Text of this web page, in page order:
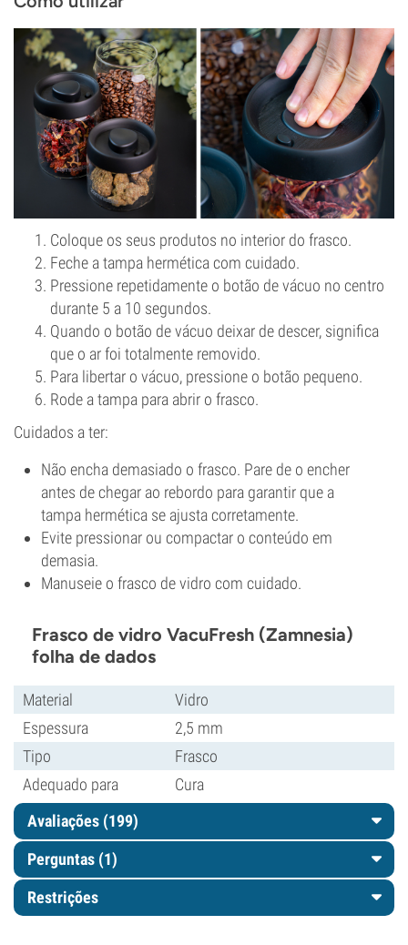
Coloque os seus produtos no interior do frasco.
Feche a tampa hermética com cuidado.
Pressione repetidamente o botão de vácuo no centro
durante 5 a 10 segundos.
Quando o botão de vácuo deixar de descer, significa
que o ar foi totalmente removido.
Para libertar o vácuo, pressione o botão pequeno.
Rode a tampa para abrir o frasco.
Cuidados a ter:
Não encha demasiado o frasco. Pare de o encher
antes de chegar ao rebordo para garantir que a
tampa hermética se ajusta corretamente.
Evite pressionar ou compactar o conteúdo em
demasia.
Manuseie o frasco de vidro com cuidado.
Frasco de vidro VacuFresh (Zamnesia)
folha de dados
Material
Vidro
Espessura
2,5 mm
Tipo
Frasco
Adequado para
Cura
Avaliações (199)
Perguntas (1)
Restrições